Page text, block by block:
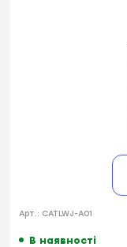
Арт.: CATLWJ-A01
В наявності